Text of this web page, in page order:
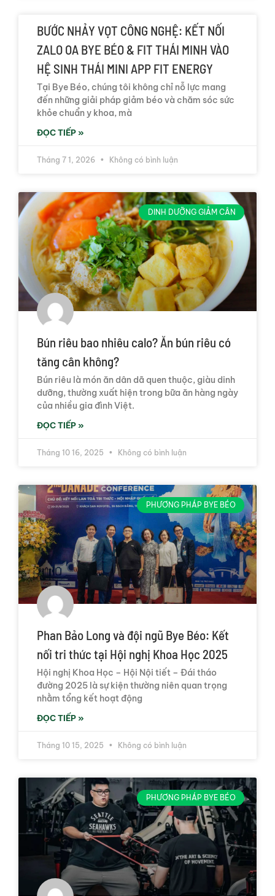
BƯỚC NHẢY VỌT CÔNG NGHỆ: KẾT NỐI
ZALO OA BYE BÉO & FIT THÁI MINH VÀO
HỆ SINH THÁI MINI APP FIT ENERGY
Tại Bye Béo, chúng tôi không chỉ nỗ lực mang
đến những giải pháp giảm béo và chăm sóc sức
khỏe chuẩn y khoa, mà
ĐỌC TIẾP »
Tháng 7 1, 2026 Không có bình luận
DINH DƯỠNG GIẢM CÂN
Bún riêu bao nhiêu calo? Ăn bún riêu có
tăng cân không?
Bún riêu là món ăn dân dã quen thuộc, giàu dinh
dưỡng, thường xuất hiện trong bữa ăn hàng ngày
của nhiều gia đình Việt.
ĐỌC TIẾP »
Tháng 10 16, 2025 Không có bình luận
PHƯƠNG PHÁP BYE BÉO
Phan Bảo Long và đội ngũ Bye Béo: Kết
nối tri thức tại Hội nghị Khoa Học 2025
Hội nghị Khoa Học – Hội Nội tiết – Đái tháo
đường 2025 là sự kiện thường niên quan trọng
nhằm tổng kết hoạt động
ĐỌC TIẾP »
Tháng 10 15, 2025 Không có bình luận
PHƯƠNG PHÁP BYE BÉO